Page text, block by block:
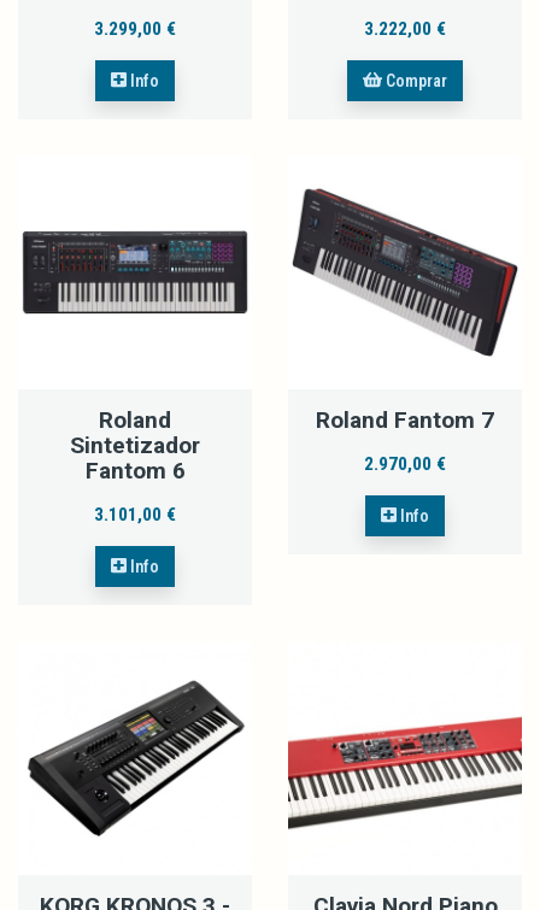
3.299,00 €
Info
3.222,00 €
Comprar
Roland
Sintetizador
Fantom 6
3.101,00 €
Info
Roland Fantom 7
2.970,00 €
Info